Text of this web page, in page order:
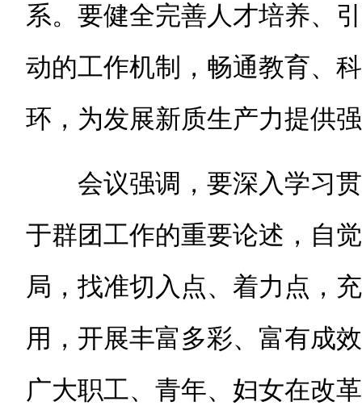
系。要健全完善人才培养、
动的工作机制，畅通教育、
环，为发展新质生产力提供
会议强调，要深入学习贯
于群团工作的重要论述，自
局，找准切入点、着力点，
用，开展丰富多彩、富有成
广大职工、青年、妇女在改